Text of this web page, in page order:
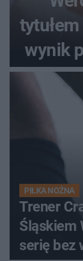
wynik
PIŁKA NOŻNA
Trener
Śląskiem
serię bez